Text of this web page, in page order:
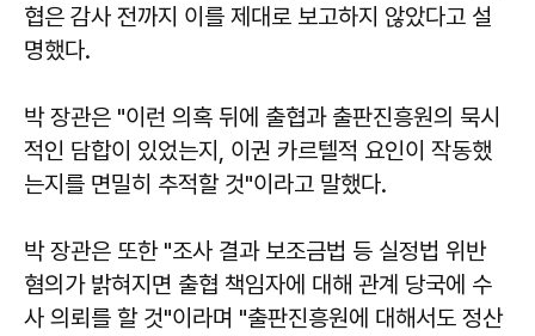
협은 감사 전까지 이를 제대로 보고하지 않았다고 설
명했다.
박 장관은 "이런 의혹 뒤에 출협과 출판진흥원의 묵시
적인 담합이 있었는지, 이권 카르텔적 요인이 작동했
는지를 면밀히 추적할 것"이라고 말했다.
박 장관은 또한 "조사 결과 보조금법 등 실정법 위반
혐의가 밝혀지면 출협 책임자에 대해 관계 당국에 수
사 의뢰를 할 것"이라며 "출판진흥원에 대해서도 정산